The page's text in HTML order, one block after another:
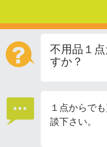
不用品１
すか？
１点からで
談下さい。